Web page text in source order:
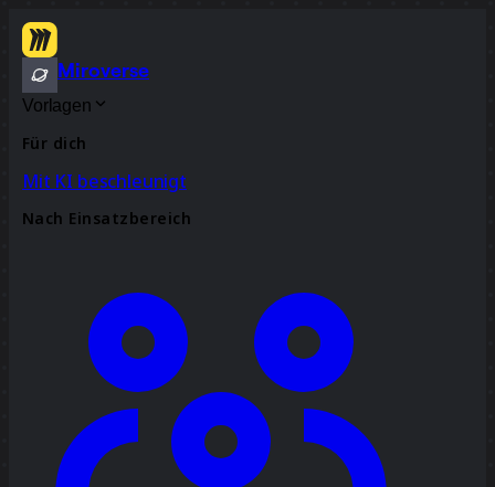
Miroverse
Vorlagen
Für dich
Mit KI beschleunigt
Nach Einsatzbereich